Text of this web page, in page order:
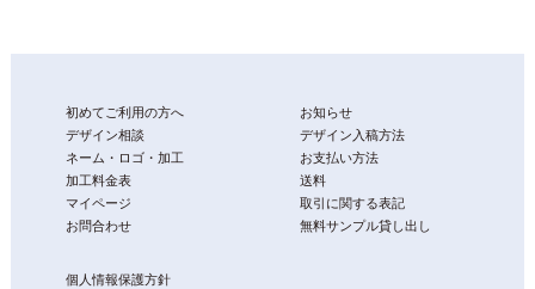
初めてご利用の方へ
デザイン相談
ネーム・ロゴ・加工
加工料金表
マイページ
お問合わせ
お知らせ
デザイン入稿方法
お支払い方法
送料
取引に関する表記
無料サンプル貸し出し
個人情報保護方針